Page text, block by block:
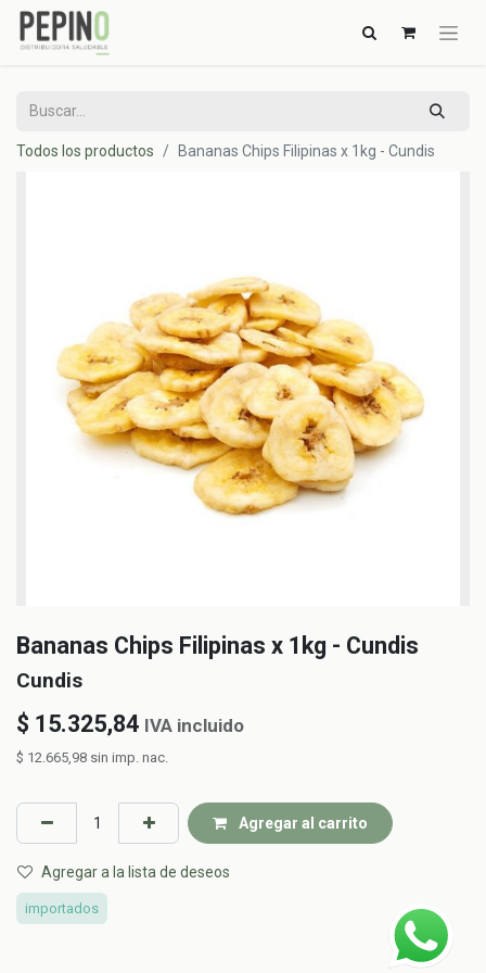
Todos los productos Bananas Chips Filipinas x 1kg - Cundis
Bananas Chips Filipinas x 1kg - Cundis
Cundis
$ 15.325,84 IVA incluido
$ 12.665,98 sin imp. nac.
Agregar al carrito
Agregar a la lista de deseos
importados